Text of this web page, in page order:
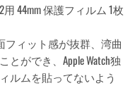
44mm 保護フィルム 1枚
フィット感が抜群、湾曲
ができ、Apple Watch独
ルムを貼ってないよう